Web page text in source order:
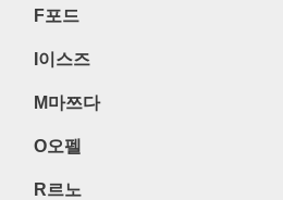
F포드
I이스즈
M마쯔다
O오펠
R르노